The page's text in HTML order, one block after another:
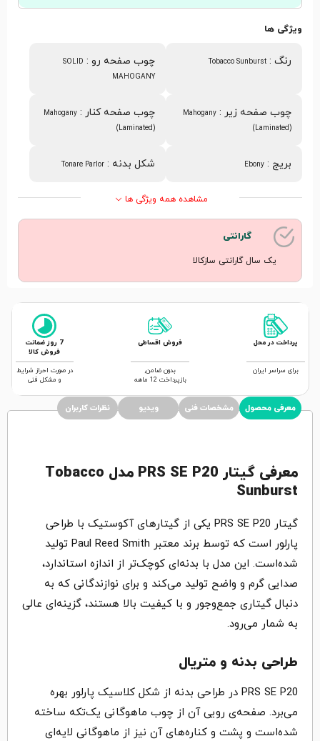
ویژگی ها
رنگ :
Tobacco Sunburst چوب صفحه رو :
SOLID
MAHOGANY
چوب صفحه زیر :
Mahogany
(Laminated)
چوب صفحه کنار :
Mahogany
(Laminated)
بریج :
Ebony شکل بدنه :
Tonare Parlor
مشاهده همه ویژگی ها
گارانتی
یک سال گارانتی سازکالا
پرداخت در محل
برای سراسر ایران
فروش اقساطی
بدون ضامن,
بازپرداخت 12 ماهه
7 روز ضمانت
فروش کالا
در صورت احراز شرایط
و مشکل فنی
معرفی محصول مشخصات فنی ویدیو نظرات کاربران
معرفی گیتار PRS SE P20 مدل Tobacco
Sunburst
گیتار PRS SE P20 یکی از گیتارهای آکوستیک با طراحی
پارلور است که توسط برند معتبر Paul Reed Smith تولید
شده‌است. این مدل با بدنه‌ای کوچک‌تر از اندازه‌ استاندارد،
صدایی گرم و واضح تولید می‌کند و برای نوازندگانی که به
دنبال گیتاری جمع‌وجور و با کیفیت بالا هستند، گزینه‌ای عالی
به شمار می‌رود.
طراحی بدنه و متریال
PRS SE P20 در طراحی بدنه از شکل کلاسیک پارلور بهره
می‌برد. صفحه‌ی رویی آن از چوب ماهوگانی یک‌تکه ساخته
شده‌است و پشت و کناره‌های آن نیز از ماهوگانی لایه‌ای